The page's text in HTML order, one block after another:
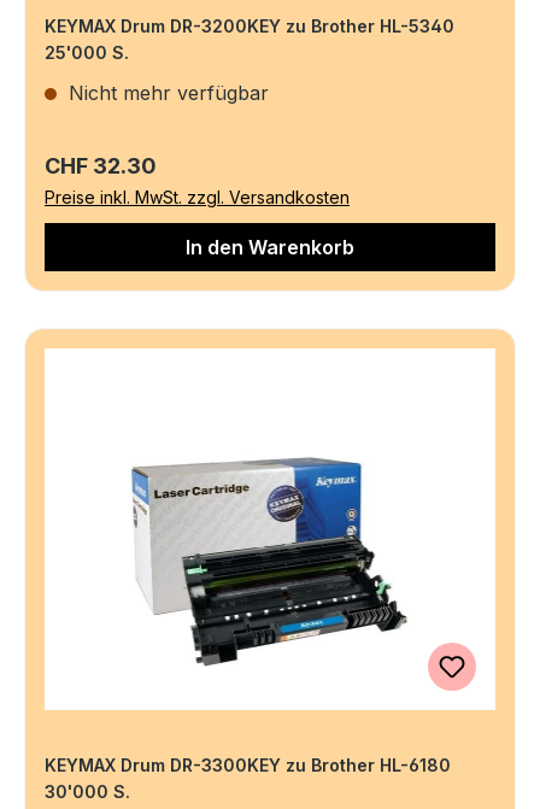
KEYMAX Drum DR-3200KEY zu Brother HL-5340
25'000 S.
Nicht mehr verfügbar
Regulärer Preis:
CHF 32.30
Preise inkl. MwSt. zzgl. Versandkosten
In den Warenkorb
KEYMAX Drum DR-3300KEY zu Brother HL-6180
30'000 S.